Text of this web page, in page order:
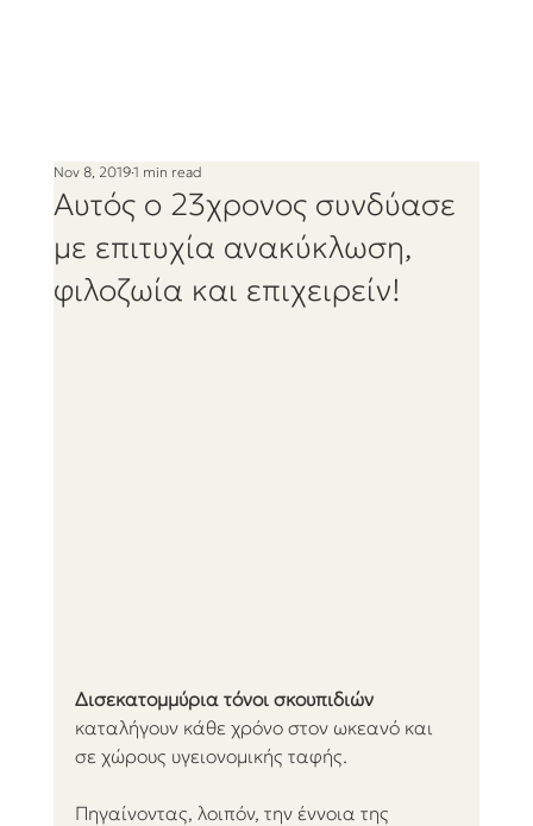
Αυτός ο 23χρονος συνδύασε
με επιτυχία ανακύκλωση,
φιλοζωία και επιχειρείν!
Nov 8, 20191 min read
Δισεκατομμύρια τόνοι σκουπιδιών
καταλήγουν κάθε χρόνο στον ωκεανό και
σε χώρους υγειονομικής ταφής.
Πηγαίνοντας, λοιπόν, την έννοια της